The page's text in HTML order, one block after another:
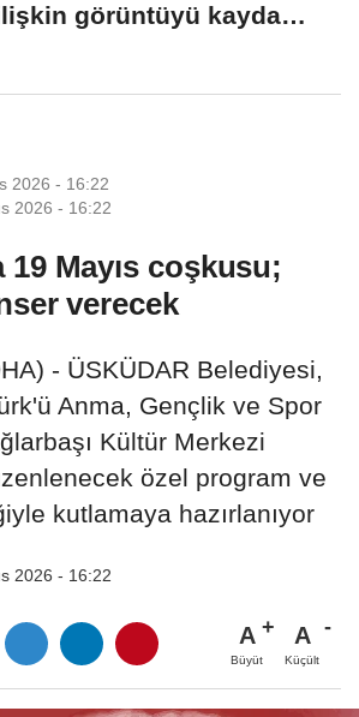
görüntüyü kayda
2026 - 16:22
2026 - 16:22
Mayıs coşkusu;
verecek
- ÜSKÜDAR Belediyesi,
Anma, Gençlik ve Spor
Kültür Merkezi
özel program ve
kutlamaya hazırlanıyor
2026 - 16:22
A
Büyüt
A
Küçült